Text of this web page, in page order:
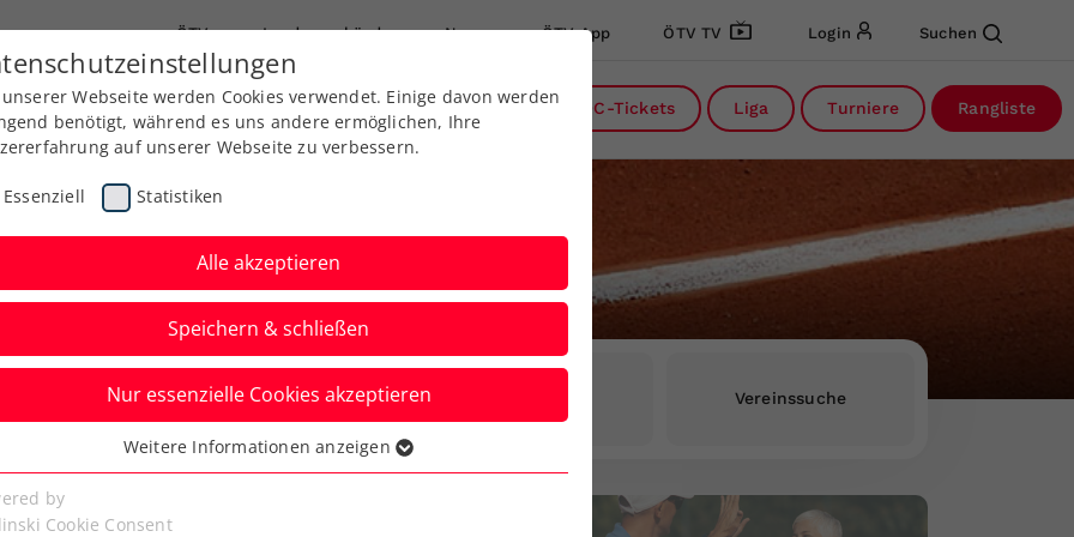
ÖTV Landesverbände News ÖTV App ÖTV TV Login Suchen
Ausbildung Services Über uns DC-Tickets Liga Turniere Rangliste
Rangliste Vereinssuche
Webseite werden Cookies verwendet. Einige davon werden
benötigt, während es uns andere ermöglichen, Ihre
auf unserer Webseite zu verbessern.
Essenziell Statistiken
Alle akzeptieren
Speichern & schließen
Nur essenzielle Cookies akzeptieren
Cookies werden für grundlegende Funktionen der
benötigt. Dadurch ist gewährleistet, dass die Webseite
Weitere Informationen anzeigen
by
Cookie Consent